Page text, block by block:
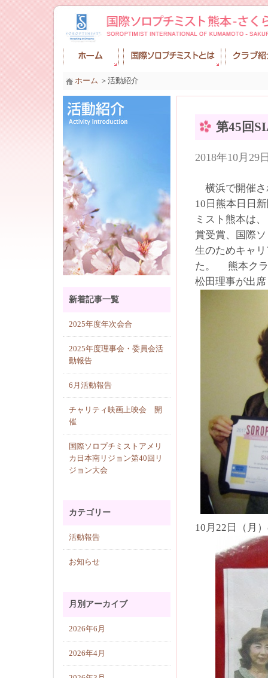
ホーム ＞活動紹介
第45回
2018年10月
横浜で開催さ
10日熊本日日
ミスト熊本は
賞受賞、国際
生のためキャ
た。 熊本クラ
松田理事が出
10月22日（月
新着記事一覧
2025年度年次会合
2025年度理事会・委員会活
動報告
6月活動報告
チャリティ映画上映会 開
催
国際ソロプチミストアメリ
カ日本南リジョン第40回リ
ジョン大会
カテゴリー
活動報告
お知らせ
月別アーカイブ
2026年6月
2026年4月